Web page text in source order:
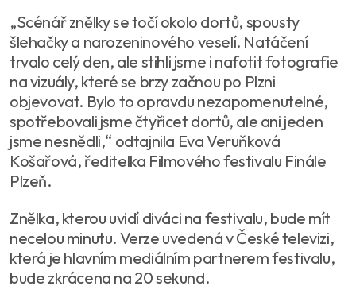
„Scénář znělky se točí okolo dortů, spousty
šlehačky a narozeninového veselí. Natáčení
trvalo celý den, ale stihli jsme i nafotit fotografie
na vizuály, které se brzy začnou po Plzni
objevovat. Bylo to opravdu nezapomenutelné,
spotřebovali jsme čtyřicet dortů, ale ani jeden
jsme nesnědli,“ odtajnila Eva Veruňková
Košařová, ředitelka Filmového festivalu Finále
Plzeň.
Znělka, kterou uvidí diváci na festivalu, bude mít
necelou minutu. Verze uvedená v České televizi,
která je hlavním mediálním partnerem festivalu,
bude zkrácena na 20 sekund.